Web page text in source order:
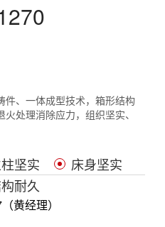
件、一体成型技术，箱形结构
处理消除应力，组织坚实、
坚实
床身坚实
耐久
黄经理）